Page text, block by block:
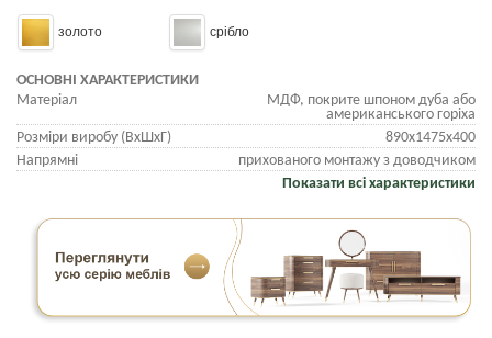
золото срібло
ОСНОВНІ ХАРАКТЕРИСТИКИ
Матеріал
МДФ, покрите шпоном дуба або
американського горіха
Розміри виробу (ВхШхГ)
890х1475х400
Напрямні
прихованого монтажу з доводчиком
Показати всі характеристики